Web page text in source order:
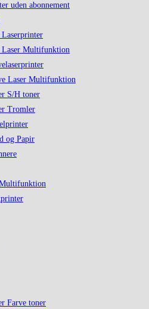
uden abonnement
Laser Multifunktion
Laser Multifunktion
S/H toner
Tromler
og Papir
Farve toner